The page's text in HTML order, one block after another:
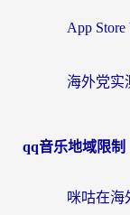
qq音乐地域限制